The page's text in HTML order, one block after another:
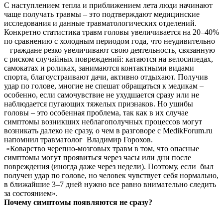
С наступлением тепла и приближением лета люди начинают
чаще получать травмы – это подтверждают медицинские
исследования и данные травматологических отделений.
Конкретно статистика травм головы увеличивается на 20–40%
по сравнению с холодным периодом года, что неудивительно
– граждане резко увеличивают свою деятельность, связанную
с риском случайных повреждений: катаются на велосипедах,
самокатах и роликах, занимаются контактными видами
спорта, благоустраивают дачи, активно отдыхают. Получив
удар по голове, многие не спешат обращаться к медикам –
особенно, если самочувствие не ухудшается сразу или не
наблюдается пугающих тяжелых признаков. Но ушибы
головы – это особенная проблема, так как в их случае
симптомы возникших неблагополучных процессов могут
возникать далеко не сразу, о чем в разговоре с MedikForum.ru
напомнил травматолог Владимир Горохов.
«Коварство черепно-мозговых травм в том, что опасные
симптомы могут проявиться через часы или дни после
повреждения (иногда даже через недели). Поэтому, если был
получен удар по голове, но человек чувствует себя нормально,
в ближайшие 3–7 дней нужно все равно внимательно следить
за состоянием».
Почему симптомы появляются не сразу?